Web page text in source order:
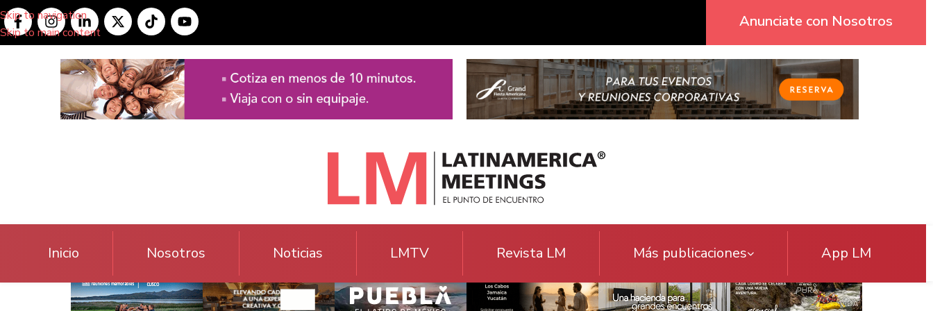
Skip to navigation
Skip to main content
Anunciate con Nosotros
Inicio Nosotros Noticias LMTV Revista LM Más publicaciones App LM